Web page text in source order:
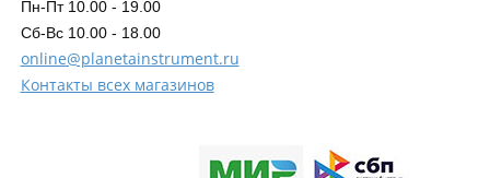
Пн-Пт 10.00 - 19.00
Сб-Вс 10.00 - 18.00
online@planetainstrument.ru
Контакты всех магазинов